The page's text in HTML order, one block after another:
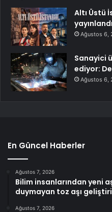
Altı Üstü
Ağustos 6,
Sanayici
ediyor:
Ağustos 6,
En Güncel Haberler
Ağustos 7, 2026
Bilim insanlarından yeni
duymayan toz aşı
Ağustos 7, 2026